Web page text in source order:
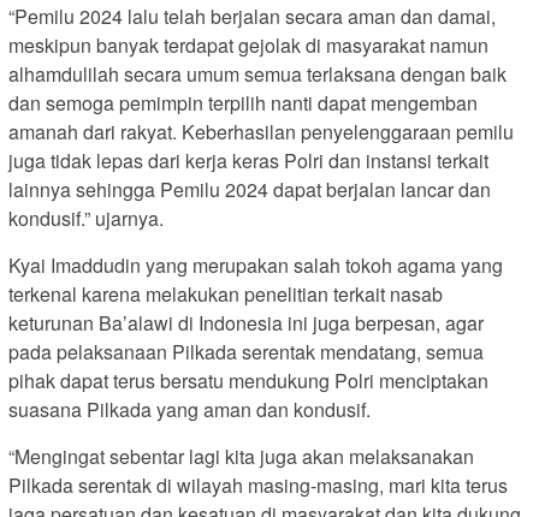
“Pemilu 2024 lalu telah berjalan secara aman dan damai,
meskipun banyak terdapat gejolak di masyarakat namun
alhamdulilah secara umum semua terlaksana dengan baik
dan semoga pemimpin terpilih nanti dapat mengemban
amanah dari rakyat. Keberhasilan penyelenggaraan pemilu
juga tidak lepas dari kerja keras Polri dan instansi terkait
lainnya sehingga Pemilu 2024 dapat berjalan lancar dan
kondusif.” ujarnya.
Kyai Imaddudin yang merupakan salah tokoh agama yang
terkenal karena melakukan penelitian terkait nasab
keturunan Ba’alawi di Indonesia ini juga berpesan, agar
pada pelaksanaan Pilkada serentak mendatang, semua
pihak dapat terus bersatu mendukung Polri menciptakan
suasana Pilkada yang aman dan kondusif.
“Mengingat sebentar lagi kita juga akan melaksanakan
Pilkada serentak di wilayah masing-masing, mari kita terus